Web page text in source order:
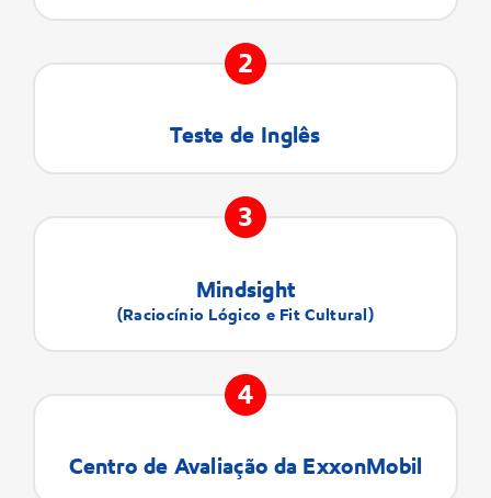
2
Teste de Inglês
3
Mindsight
(Raciocínio Lógico e Fit Cultural)
4
Centro de Avaliação da ExxonMobil